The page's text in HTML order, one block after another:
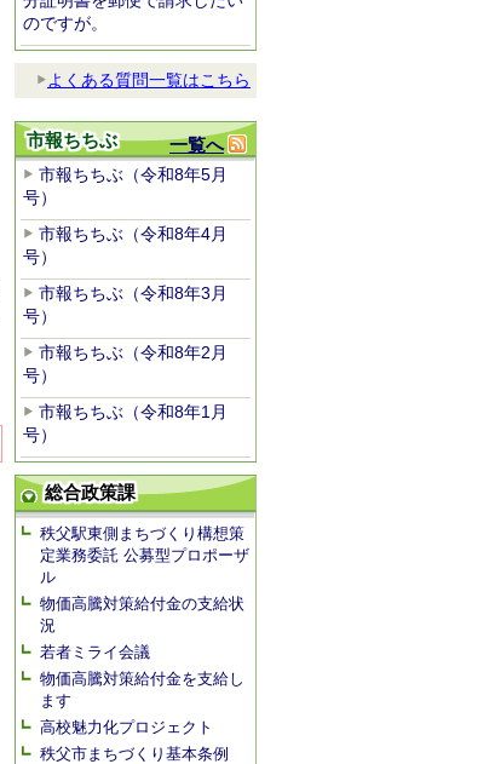
のですが。
よくある質問一覧はこちら
一覧へ
市報ちちぶ
市報ちちぶ（令和8年5月
号）
市報ちちぶ（令和8年4月
号）
市報ちちぶ（令和8年3月
号）
市報ちちぶ（令和8年2月
号）
市報ちちぶ（令和8年1月
号）
総合政策課
秩父駅東側まちづくり構想策
定業務委託 公募型プロポーザ
ル
物価高騰対策給付金の支給状
況
若者ミライ会議
物価高騰対策給付金を支給し
ます
高校魅力化プロジェクト
秩父市まちづくり基本条例